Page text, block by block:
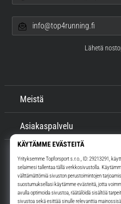
Yli 16 vuoden ajan motivoimme
Meistä
Asiakaspalvelu
info@top4running.fi
Lähetä